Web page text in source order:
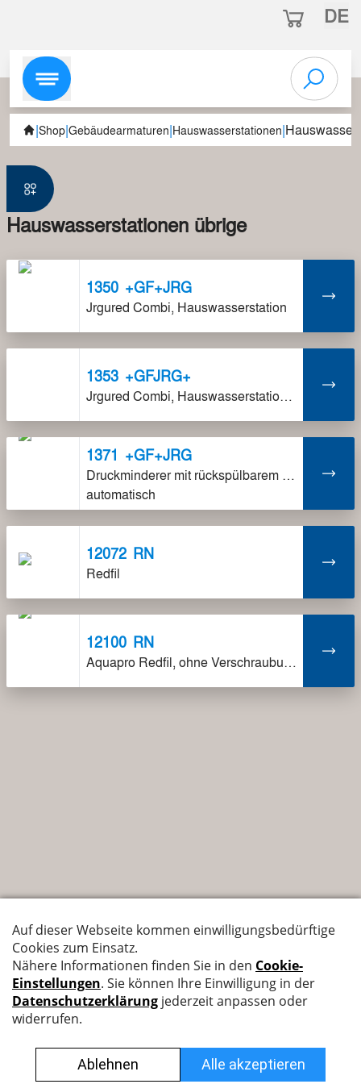
DE
|Shop|Gebäudearmaturen|Hauswasserstationen|
Hauswasserstationen übrige
1350 +GF+JRG
Jrgured Combi, Hauswasserstation
1353 +GFJRG+
Jrgured Combi, Hauswasserstation ohne Verschraubungen
1371 +GF+JRG
Druckminderer mit rückspülbarem Feinfilter
automatisch
12072 RN
Redfil
12100 RN
Aquapro Redfil, ohne Verschraubungen
Nyffenegger Armaturen AG
Leutschenbachstrasse 38